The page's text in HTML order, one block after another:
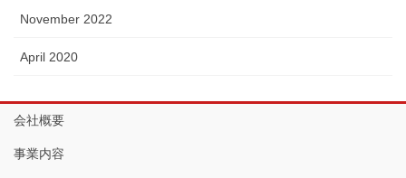
November 2022
April 2020
会社概要
事業内容